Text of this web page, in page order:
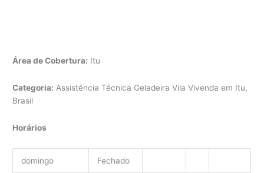
Área de Cobertura: Itu
Categoria: Assistência Técnica Geladeira Vila Vivenda em Itu,
Brasil
Horários
domingo Fechado